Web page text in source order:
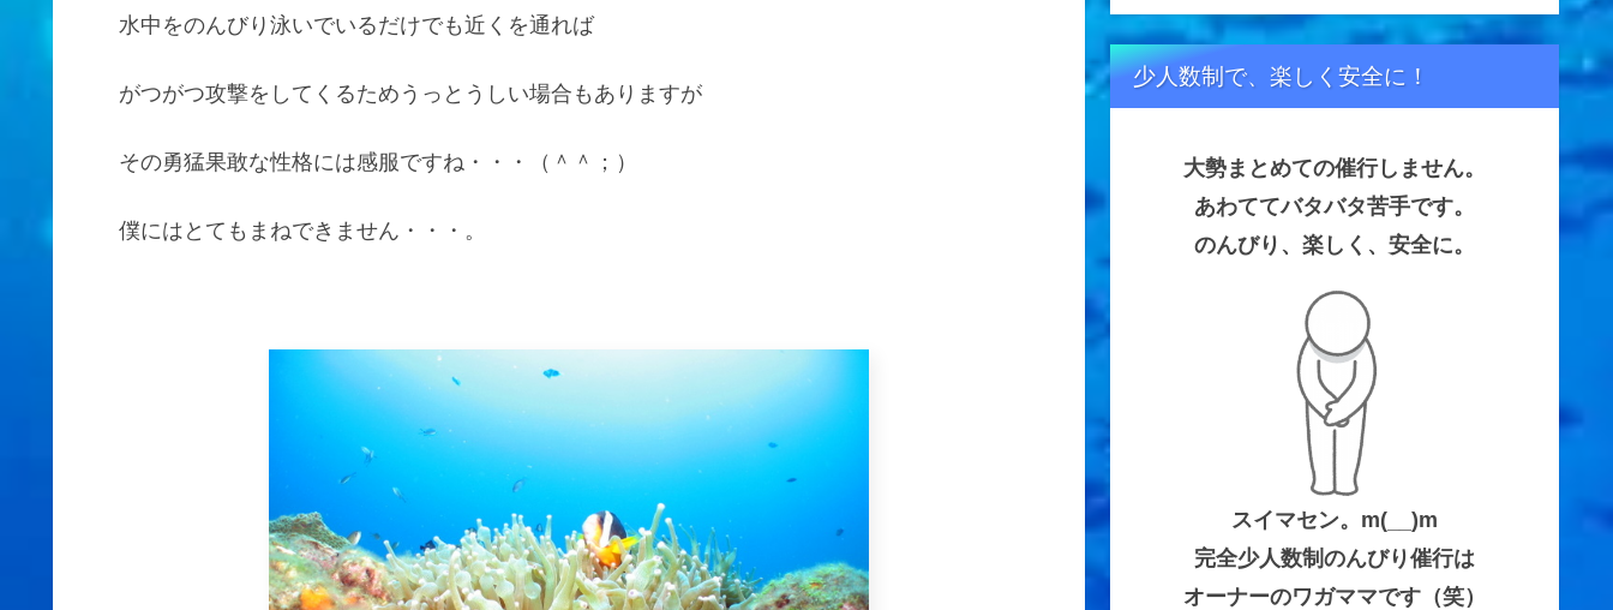
水中をのんびり泳いでいるだけでも近くを通れば
がつがつ攻撃をしてくるためうっとうしい場合もありますが
その勇猛果敢な性格には感服ですね・・・（＾＾；）
僕にはとてもまねできません・・・。
少人数制で、楽しく安全に！
大勢まとめての催行しません。
あわててバタバタ苦手です。
のんびり、楽しく、安全に。
スイマセン。m(__)m
完全少人数制のんびり催行は
オーナーのワガママです（笑）